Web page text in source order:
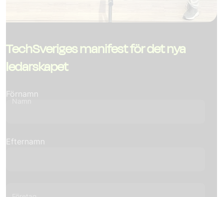
TechSveriges manifest för det nya
ledarskapet
Förnamn
Efternamn